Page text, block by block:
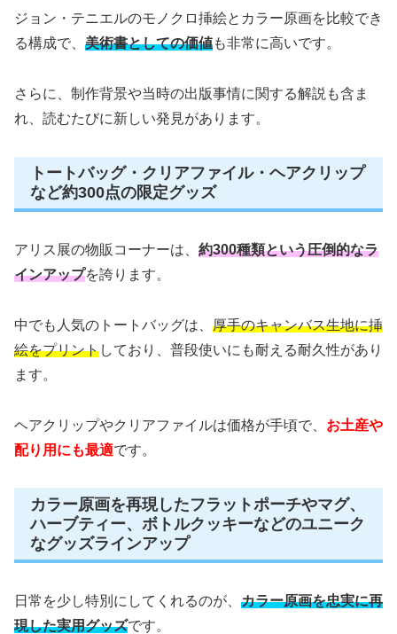
ジョン・テニエルのモノクロ挿絵とカラー原画を比較でき
る構成で、 美術書としての価値も非常に高いです。
さらに、制作背景や当時の出版事情に関する解説も含ま
れ、読むたびに新しい発見があります。
トートバッグ・クリアファイル・ヘアクリップ
など約300点の限定グッズ
アリス展の物販コーナーは、 約300種類という圧倒的なラ
インアップを誇ります。
中でも人気のトートバッグは、 厚手のキャンバス生地に挿
絵をプリントしており、普段使いにも耐える耐久性があり
ます。
ヘアクリップやクリアファイルは価格が手頃で、 お土産や
配り用にも最適です。
カラー原画を再現したフラットポーチやマグ、
ハーブティー、ボトルクッキーなどのユニーク
なグッズラインアップ
日常を少し特別にしてくれるのが、 カラー原画を忠実に再
現した実用グッズです。